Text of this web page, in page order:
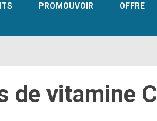
PROMOUVOIR OFFRE
de vitamine C